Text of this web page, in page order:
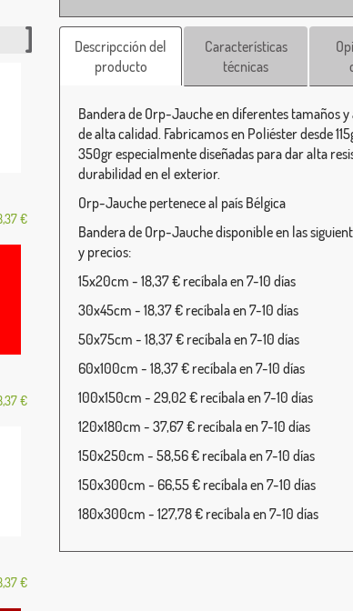
€
€
€
Descripcción del
producto
Características
técnicas
Bandera de Orp-Jauche en diferentes tamaños y
de alta calidad. Fabricamos en Poliéster desde
350gr especialmente diseñadas para dar alta
durabilidad en el exterior.
Orp-Jauche pertenece al país Bélgica
Bandera de Orp-Jauche disponible en las
y precios:
15x20cm - 18,37 € recíbala en 7-10 días
30x45cm - 18,37 € recíbala en 7-10 días
50x75cm - 18,37 € recíbala en 7-10 días
60x100cm - 18,37 € recíbala en 7-10 días
100x150cm - 29,02 € recíbala en 7-10 días
120x180cm - 37,67 € recíbala en 7-10 días
150x250cm - 58,56 € recíbala en 7-10 días
150x300cm - 66,55 € recíbala en 7-10 días
180x300cm - 127,78 € recíbala en 7-10 días